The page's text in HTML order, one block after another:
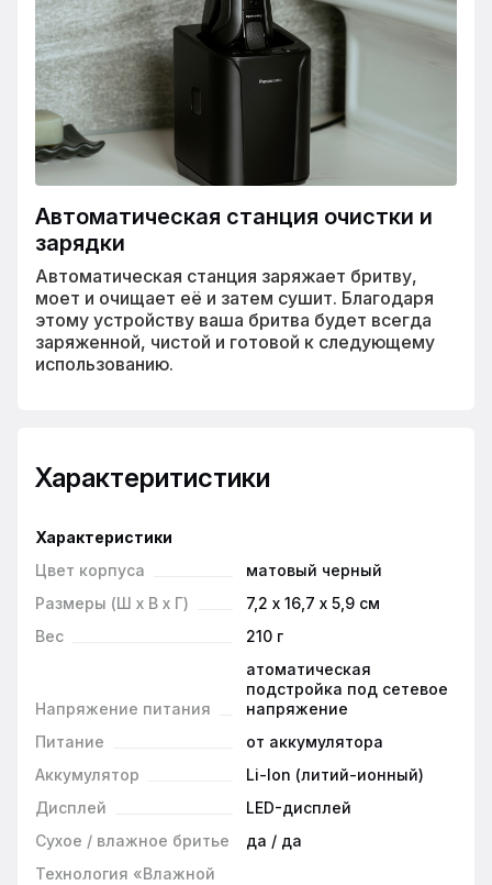
Автоматическая станция очистки и
зарядки
Автоматическая станция заряжает бритву,
моет и очищает её и затем сушит. Благодаря
этому устройству ваша бритва будет всегда
заряженной, чистой и готовой к следующему
использованию.
Характеритистики
Характеристики
Цвет корпуса
матовый черный
Размеры (Ш х В х Г)
7,2 х 16,7 х 5,9 см
Вес
210 г
Напряжение питания
атоматическая
подстройка под сетевое
напряжение
Питание
от аккумулятора
Аккумулятор
Li-Ion (литий-ионный)
Дисплей
LED-дисплей
Сухое / влажное бритье
да / да
Технология «Влажной